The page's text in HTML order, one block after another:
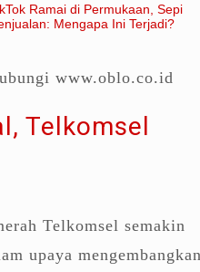
Ramai di Permukaan, Sepi
Mengapa Ini Terjadi?
www.oblo.co.id
Telkomsel
Telkomsel semakin
upaya